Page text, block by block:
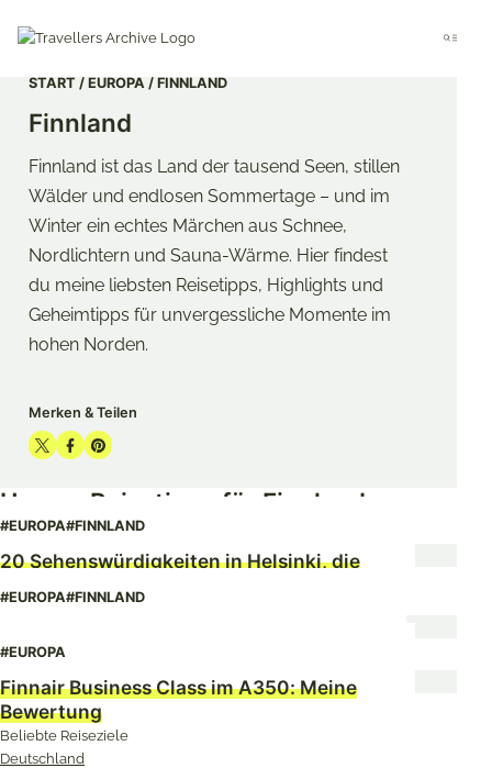
content
Menu
START EUROPA FINNLAND
Finnland
Finnland ist das Land der tausend Seen, stillen
Wälder und endlosen Sommertage – und im
Winter ein echtes Märchen aus Schnee,
Nordlichtern und Sauna-Wärme. Hier findest
du meine liebsten Reisetipps, Highlights und
Geheimtipps für unvergessliche Momente im
hohen Norden.
Merken & Teilen
ShareShare
Facebook
Share
Pinterest
Unsere Reisetipps für Finnland
#EUROPA#FINNLAND
20 Sehenswürdigkeiten in Helsinki, die
#EUROPA#FINNLAND
#EUROPA
Finnair Business Class im A350: Meine
Bewertung
Beliebte Reiseziele
Deutschland